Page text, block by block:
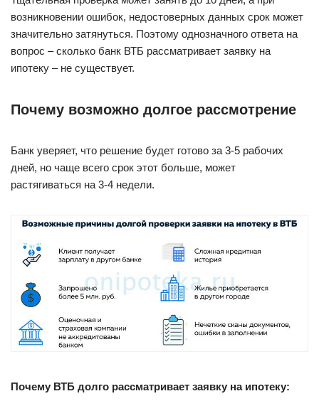
возникновении ошибок, недостоверных данных срок может
значительно затянуться. Поэтому однозначного ответа на
вопрос – сколько банк ВТБ рассматривает заявку на
ипотеку – не существует.
Почему возможно долгое рассмотрение
Банк уверяет, что решение будет готово за 3-5 рабочих
дней, но чаще всего срок этот больше, может
растягиваться на 3-4 недели.
Почему ВТБ долго рассматривает заявку на ипотеку: